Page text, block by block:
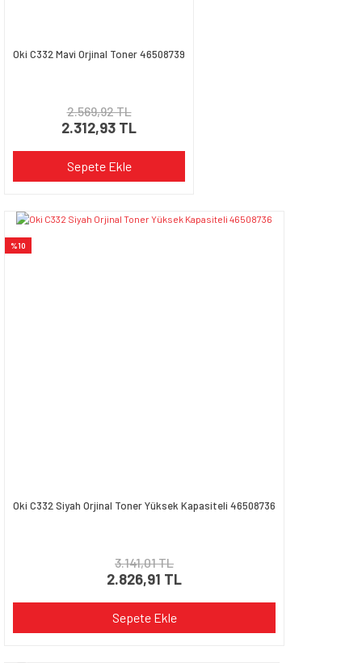
Oki C332 Mavi Orjinal Toner 46508739
2.569,92 TL
2.312,93 TL
Sepete Ekle
%10
Oki C332 Siyah Orjinal Toner Yüksek Kapasiteli 46508736
3.141,01 TL
2.826,91 TL
Sepete Ekle